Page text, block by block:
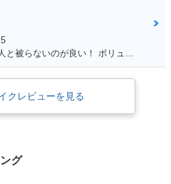
クレビューを見る
グ